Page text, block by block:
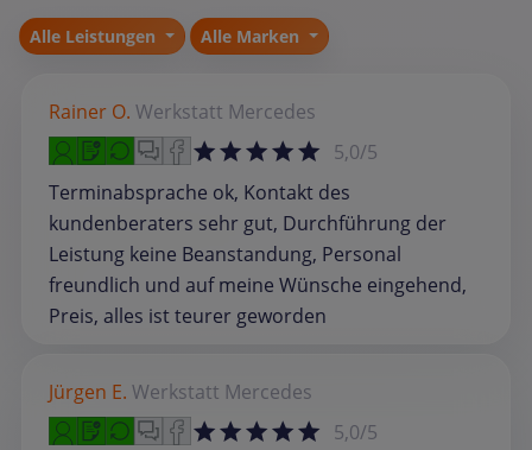
Alle Leistungen Alle Marken
Rainer O. Werkstatt Mercedes
5,0/5
Terminabsprache ok, Kontakt des
kundenberaters sehr gut, Durchführung der
Leistung keine Beanstandung, Personal
freundlich und auf meine Wünsche eingehend,
Preis, alles ist teurer geworden
Jürgen E. Werkstatt Mercedes
5,0/5